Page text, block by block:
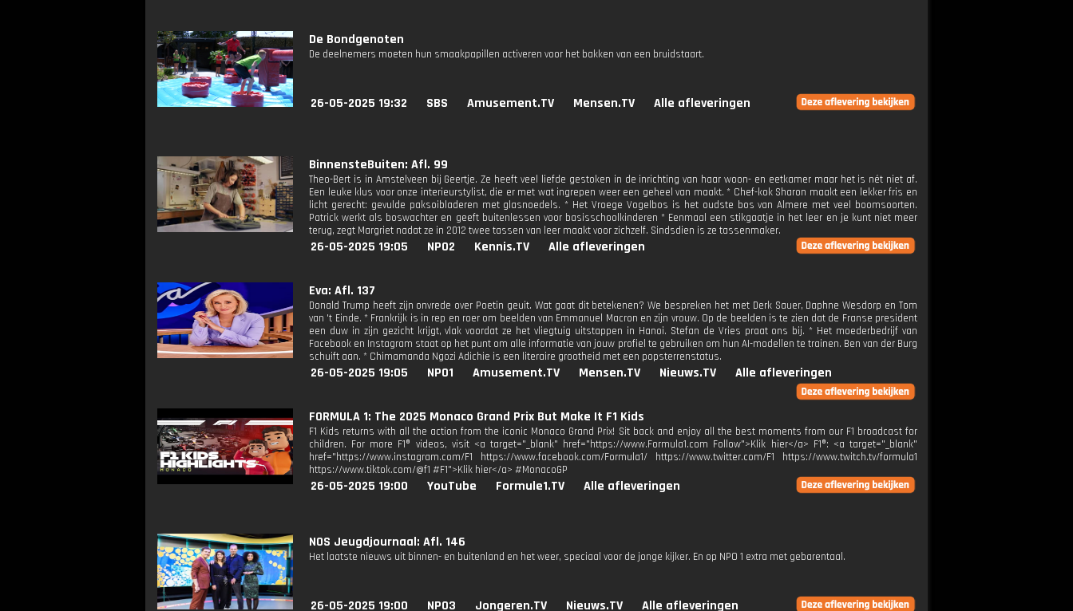
De Bondgenoten
De deelnemers moeten hun smaakpapillen activeren voor het bakken van een bruidstaart.
26-05-2025 19:32 SBS Amusement.TV Mensen.TV Alle afleveringen
BinnensteBuiten: Afl. 99
Theo-Bert is in Amstelveen bij Geertje. Ze heeft veel liefde gestoken in de inrichting van haar woon- en eetkamer maar het is nét niet af.
Een leuke klus voor onze interieurstylist, die er met wat ingrepen weer een geheel van maakt. * Chef-kok Sharon maakt een lekker fris en
licht gerecht: gevulde paksoibladeren met glasnoedels. * Het Vroege Vogelbos is het oudste bos van Almere met veel boomsoorten.
Patrick werkt als boswachter en geeft buitenlessen voor basisschoolkinderen * Eenmaal een stikgaatje in het leer en je kunt niet meer
terug, zegt Margriet nadat ze in 2012 twee tassen van leer maakt voor zichzelf. Sindsdien is ze tassenmaker.
26-05-2025 19:05 NPO2 Kennis.TV Alle afleveringen
Eva: Afl. 137
Donald Trump heeft zijn onvrede over Poetin geuit. Wat gaat dit betekenen? We bespreken het met Derk Sauer, Daphne Wesdorp en Tom
van 't Einde. * Frankrijk is in rep en roer om beelden van Emmanuel Macron en zijn vrouw. Op de beelden is te zien dat de Franse president
een duw in zijn gezicht krijgt, vlak voordat ze het vliegtuig uitstappen in Hanoi. Stefan de Vries praat ons bij. * Het moederbedrijf van
Facebook en Instagram staat op het punt om alle informatie van jouw profiel te gebruiken om hun AI-modellen te trainen. Ben van der Burg
schuift aan. * Chimamanda Ngozi Adichie is een literaire grootheid met een popsterrenstatus.
26-05-2025 19:05 NPO1 Amusement.TV Mensen.TV Nieuws.TV Alle afleveringen
FORMULA 1: The 2025 Monaco Grand Prix But Make It F1 Kids
F1 Kids returns with all the action from the iconic Monaco Grand Prix! Sit back and enjoy all the best moments from our F1 broadcast for
children. For more F1® videos, visit <a target="_blank" href="https://www.Formula1.com Follow">Klik hier</a> F1®: <a target="_blank"
href="https://www.instagram.com/F1 https://www.facebook.com/Formula1/ https://www.twitter.com/F1 https://www.twitch.tv/formula1
https://www.tiktok.com/@f1 #F1">Klik hier</a> #MonacoGP
26-05-2025 19:00 YouTube Formule1.TV Alle afleveringen
NOS Jeugdjournaal: Afl. 146
Het laatste nieuws uit binnen- en buitenland en het weer, speciaal voor de jonge kijker. En op NPO 1 extra met gebarentaal.
26-05-2025 19:00 NPO3 Jongeren.TV Nieuws.TV Alle afleveringen